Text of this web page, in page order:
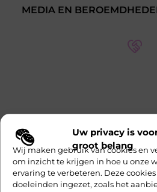
Uw privacy is
groot belang
Wij maken gebruik van cookies en
om inzicht te krijgen in hoe u onze
ervaring te verbeteren. Deze
doeleinden ingezet, zoals het
MEDIA EN
Ontmoet Onze